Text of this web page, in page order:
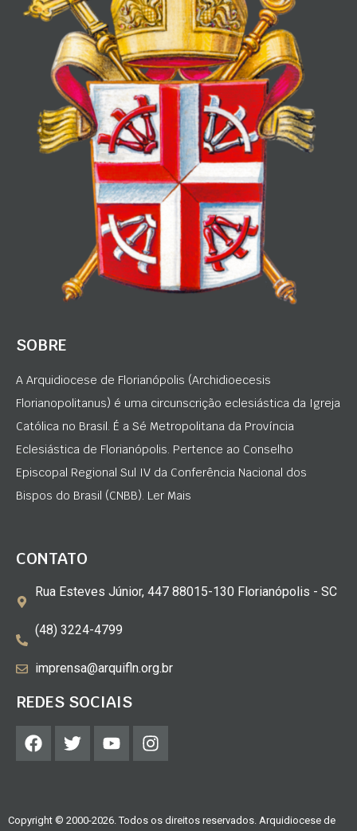
SOBRE
A Arquidiocese de Florianópolis (Archidioecesis
Florianopolitanus) é uma circunscrição eclesiástica da Igreja
Católica no Brasil. É a Sé Metropolitana da Província
Eclesiástica de Florianópolis. Pertence ao Conselho
Episcopal Regional Sul IV da Conferência Nacional dos
Bispos do Brasil (CNBB). Ler Mais
CONTATO
Rua Esteves Júnior, 447 88015-130 Florianópolis - SC
(48) 3224-4799
imprensa@arquifln.org.br
REDES SOCIAIS
Copyright © 2000-2026. Todos os direitos reservados. Arquidiocese de